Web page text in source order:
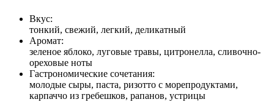
Вкус:
тонкий, свежий, легкий, деликатный
Аромат:
зеленое яблоко, луговые травы, цитронелла, сливочно-
ореховые ноты
Гастрономические сочетания:
молодые сыры, паста, ризотто с морепродуктами,
карпаччо из гребешков, рапанов, устрицы